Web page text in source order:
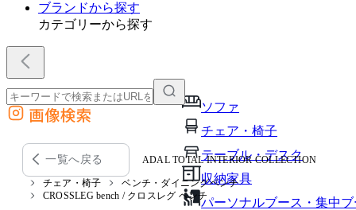
ブランドから探す
カテゴリーから探す
ソファ
チェア・椅子
テーブル・デスク
収納家具
パーソナルブース・集中
外部サイトの商品をカートに追加
他のサイトで見つけた商品ページのURLを貼り付けて、カートに追加できます
画像検索
一覧へ戻る ADAL TOTAL INTERIOR COLLECTION
チェア・椅子
ベンチ・ダイニングベンチ
CROSSLEG bench / クロスレグ ベンチ